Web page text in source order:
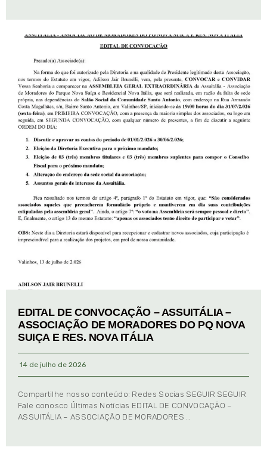
EDITAL DE CONVOCAÇÃO – ASSUITÁLIA –
ASSOCIAÇÃO DE MORADORES DO PQ NOVA
SUIÇA E RES. NOVA ITÁLIA
14 de julho de 2026
Compartilhe nosso conteúdo: Redes Socias SEGUIR SEGUIR
Fale conosco Últimas Notícias EDITAL DE CONVOCAÇÃO –
ASSUITÁLIA – ASSOCIAÇÃO DE MORADORES …